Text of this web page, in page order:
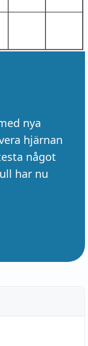
nya
hjärnan
något
har nu